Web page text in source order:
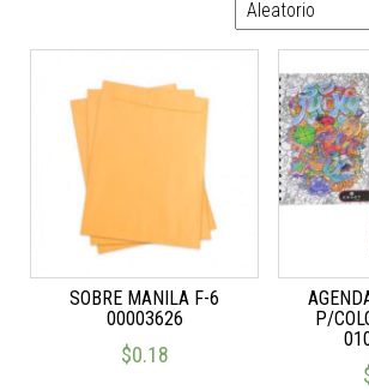
SOBRE MANILA F-6
00003626
$0.18
P/